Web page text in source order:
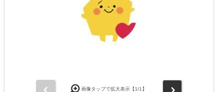
画像タップで拡大表示【1/1】